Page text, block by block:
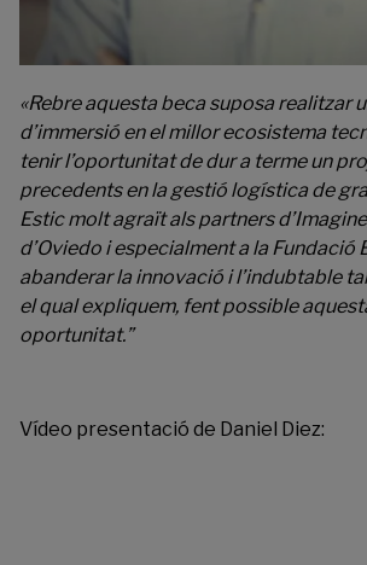
«Rebre aquesta beca suposa realitzar
d’immersió en el millor ecosistema
tenir l’oportunitat de dur a terme un
precedents en la gestió logística de
Estic molt agraït als partners
d’Oviedo i especialment a la Fundació
abanderar la innovació i l’indubtable
el qual expliquem, fent possible
oportunitat.”
Vídeo presentació de Daniel Diez: